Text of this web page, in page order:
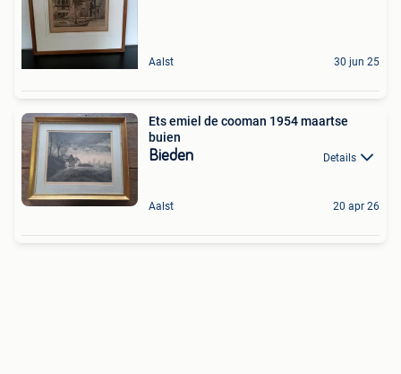
Aalst 30 jun 25
Ets emiel de cooman 1954 maartse
buien
Bieden Details
Aalst 20 apr 26